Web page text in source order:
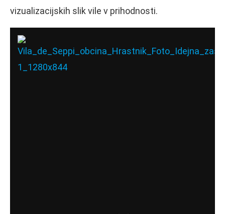
vizualizacijskih slik vile v prihodnosti.